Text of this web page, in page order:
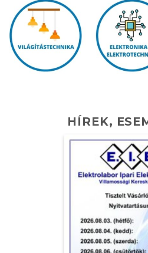
HÍREK,